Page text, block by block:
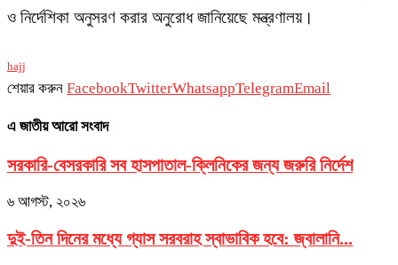
ও নির্দেশিকা অনুসরণ করার অনুরোধ জানিয়েছে মন্ত্রণালয়।
hajj
শেয়ার করুন FacebookTwitterWhatsappTelegramEmail
এ জাতীয় আরো সংবাদ
সরকারি-বেসরকারি সব হাসপাতাল-ক্লিনিকের জন্য জরুরি নির্দেশ
৬ আগস্ট, ২০২৬
দুই-তিন দিনের মধ্যে গ্যাস সরবরাহ স্বাভাবিক হবে: জ্বালানি...